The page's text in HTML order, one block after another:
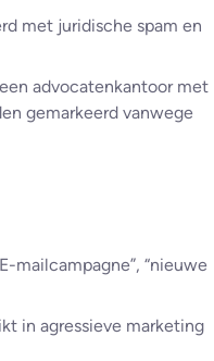
met juridische spam en
advocatenkantoor met
gemarkeerd vanwege
mailcampagne”, “nieuwe
in agressieve marketing